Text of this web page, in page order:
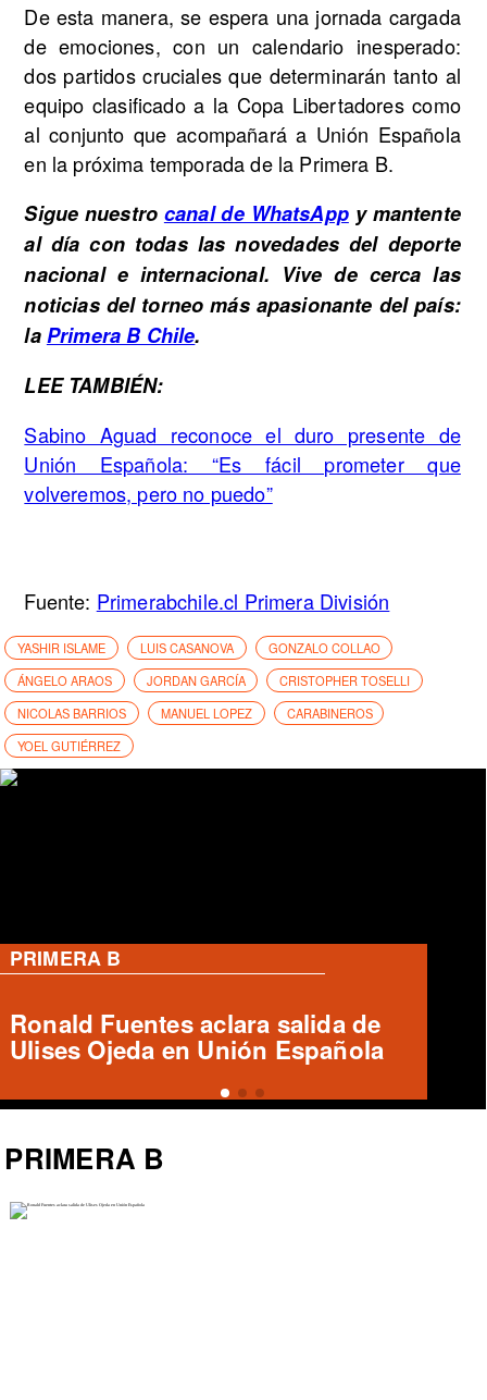
De esta manera, se espera una jornada cargada
de emociones, con un calendario inesperado:
dos partidos cruciales que determinarán tanto al
equipo clasificado a la Copa Libertadores como
al conjunto que acompañará a Unión Española
en la próxima temporada de la Primera B.
Sigue nuestro canal de WhatsAppy mantente
al día con todas las novedades del deporte
nacional e internacional. Vive de cerca las
noticias del torneo más apasionante del país:
laPrimera B Chile.
LEE TAMBIÉN:
Sabino Aguad reconoce el duro presente de
Unión Española: “Es fácil prometer que
volveremos, pero no puedo”
Fuente: Primerabchile.cl Primera División
YASHIR ISLAME LUIS CASANOVA
GONZALO COLLAO
ÁNGELO ARAOS
JORDAN GARCÍA
CRISTOPHER TOSELLI
NICOLAS BARRIOS
MANUEL LOPEZ
CARABINEROS
YOEL GUTIÉRREZ
PRIMERA B
Accidente fatal entre furgón y bus
de Deportes Temuco
PRIMERA B